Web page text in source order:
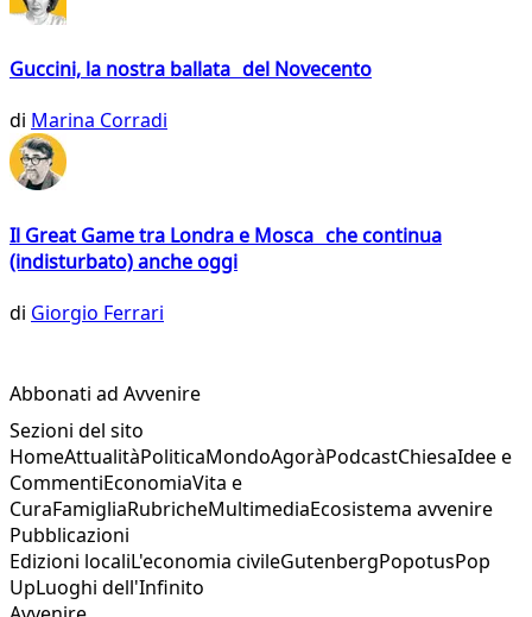
Guccini, la nostra ballata del Novecento
di Marina Corradi
Il Great Game tra Londra e Mosca che continua
(indisturbato) anche oggi
di Giorgio Ferrari
Abbonati ad Avvenire
Sezioni del sito
HomeAttualitàPoliticaMondoAgoràPodcastChiesaIdee e
CommentiEconomiaVita e
CuraFamigliaRubricheMultimediaEcosistema avvenire
Pubblicazioni
Edizioni localiL'economia civileGutenbergPopotusPop
UpLuoghi dell'Infinito